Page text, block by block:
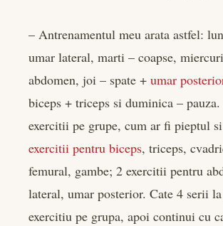
– Antrenamentul meu arata astfel:
umar lateral, marti – coapse,
abdomen, joi – spate + umar
biceps + triceps si duminica – pauza.
exercitii pe grupe, cum ar fi pieptul
exercitii pentru biceps, triceps,
femural, gambe; 2 exercitii pentru
lateral, umar posterior. Cate 4 serii
exercitiu pe grupa, apoi continui cu